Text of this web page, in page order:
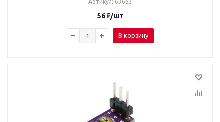
Артикул: 63653
56₽/шт
В корзину